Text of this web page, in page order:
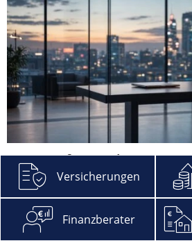
Rentenreform zwingt
Umdenken bei der
mehr
Versicherungen
Finanzberater